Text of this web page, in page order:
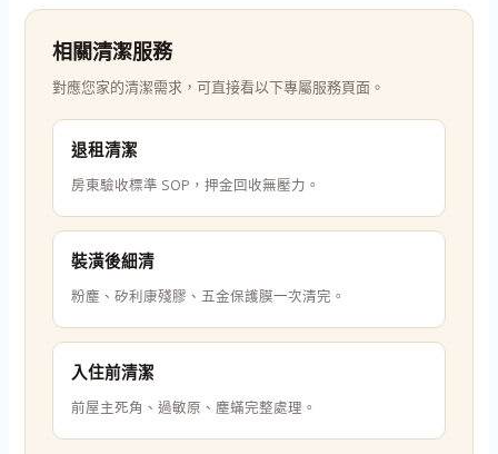
相關清潔服務
對應您家的清潔需求，可直接看以下專屬服務頁面。
退租清潔
房東驗收標準 SOP，押金回收無壓力。
裝潢後細清
粉塵、矽利康殘膠、五金保護膜一次清完。
入住前清潔
前屋主死角、過敏原、塵蟎完整處理。